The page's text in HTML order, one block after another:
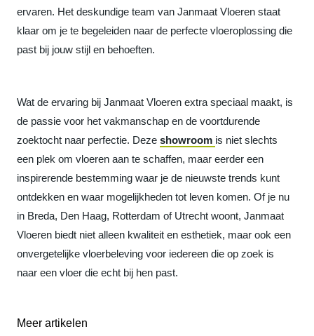
ervaren. Het deskundige team van Janmaat Vloeren staat
klaar om je te begeleiden naar de perfecte vloeroplossing die
past bij jouw stijl en behoeften.
Wat de ervaring bij Janmaat Vloeren extra speciaal maakt, is
de passie voor het vakmanschap en de voortdurende
zoektocht naar perfectie. Deze showroom is niet slechts
een plek om vloeren aan te schaffen, maar eerder een
inspirerende bestemming waar je de nieuwste trends kunt
ontdekken en waar mogelijkheden tot leven komen. Of je nu
in Breda, Den Haag, Rotterdam of Utrecht woont, Janmaat
Vloeren biedt niet alleen kwaliteit en esthetiek, maar ook een
onvergetelijke vloerbeleving voor iedereen die op zoek is
naar een vloer die echt bij hen past.
Meer artikelen